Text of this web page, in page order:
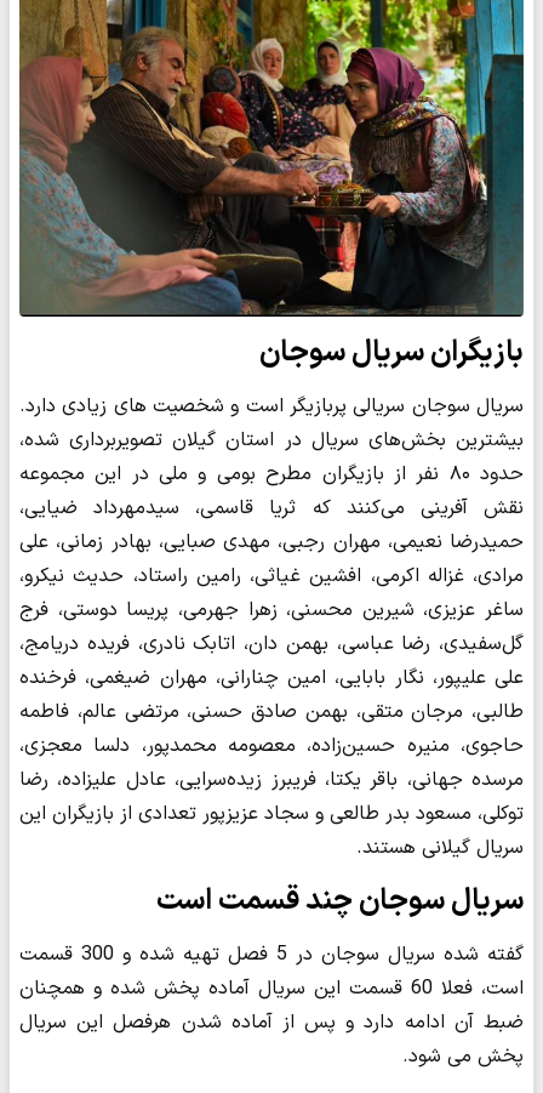
بازیگران سریال سوجان
سریال سوجان سریالی پربازیگر است و شخصیت های زیادی دارد.
بیشترین بخش‌های سریال در استان گیلان تصویربرداری شده،
حدود ۸۰ نفر از بازیگران مطرح بومی و ملی در این مجموعه
نقش آفرینی می‌کنند که ثریا قاسمی، سیدمهرداد ضیایی،
حمیدرضا نعیمی، مهران رجبی، مهدی صبایی، بهادر زمانی، علی
مرادی، غزاله اکرمی، افشین غیاثی، رامین راستاد، حدیث نیکرو،
ساغر عزیزی، شیرین محسنی، زهرا جهرمی، پریسا دوستی، فرج
گل‌سفیدی، رضا عباسی، بهمن دان، اتابک نادری، فریده دریامج،
علی علیپور، نگار بابایی، امین چنارانی، مهران ضیغمی، فرخنده
طالبی، مرجان متقی، بهمن صادق حسنی، مرتضی عالم، فاطمه
حاجوی، منیره حسین‌زاده، معصومه محمدپور، دلسا معجزی،
مرسده جهانی، باقر یکتا، فریبرز زیده‌سرایی، عادل علیزاده، رضا
توکلی، مسعود بدر طالعی و سجاد عزیزپور تعدادی از بازیگران این
سریال گیلانی هستند.
سریال سوجان چند قسمت است
گفته شده سریال سوجان در 5 فصل تهیه شده و 300 قسمت
است، فعلا 60 قسمت این سریال آماده پخش شده و همچنان
ضبط آن ادامه دارد و پس از آماده شدن هرفصل این سریال
پخش می شود.